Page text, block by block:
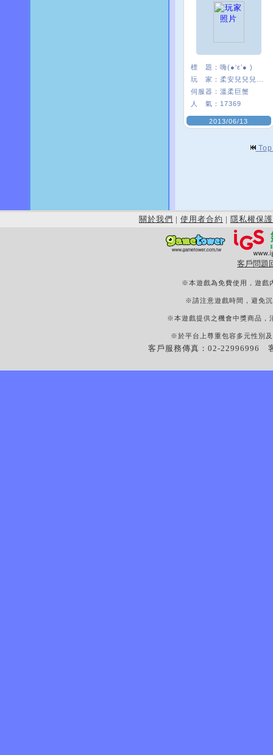
標 題： 嗨(●‘ε’● )
玩 家：
伺服器： 溫柔巨蟹
人 氣： 17369
2013/06/13
關於我們 | 使用者合約 | 隱私權保護
客戶問題
※本遊戲為免費使用，遊戲
※請注意遊戲時間，避免
※本遊戲提供之機會中獎商品，
※於平台上尊重包容多元性別
客戶服務傳真：02-22996996